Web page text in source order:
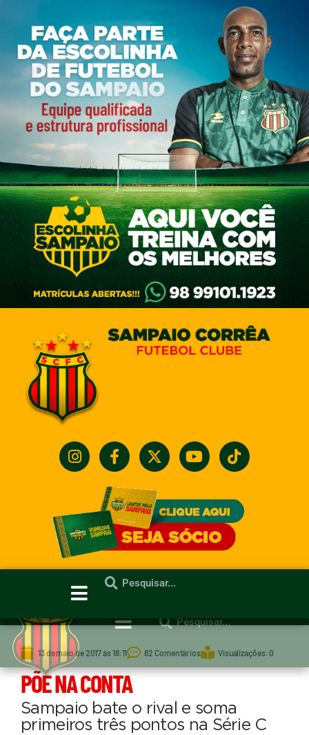
13 de maio de 2017 às 18:11 82 Comentários Visualizações: 0
PÕE NA CONTA
Sampaio bate o rival e soma
primeiros três pontos na Série C